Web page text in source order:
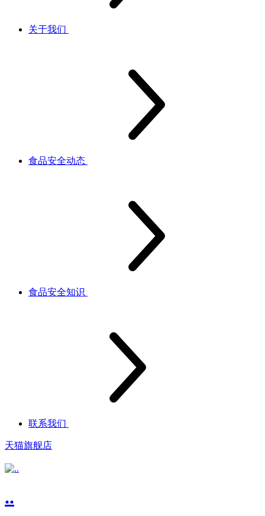
关于我们
食品安全动态
食品安全知识
联系我们
天猫旗舰店
..